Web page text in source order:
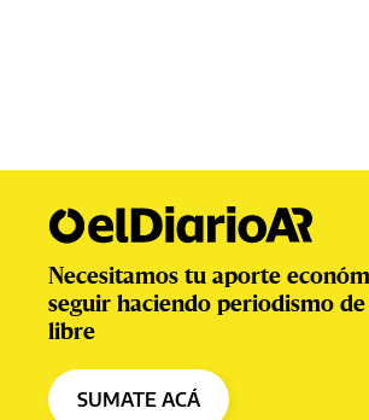
Necesitamos tu aporte
seguir haciendo periodismo de
libre
SUMATE ACÁ